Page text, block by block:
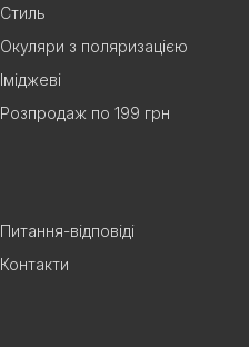
Стиль
Окуляри з поляризацією
Іміджеві
Розпродаж по 199 грн
Питання-відповіді
Контакти